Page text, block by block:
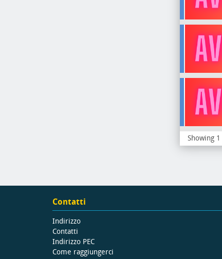
Showing
Contatti
Indirizzo
Contatti
Indirizzo PEC
Come raggiungerci